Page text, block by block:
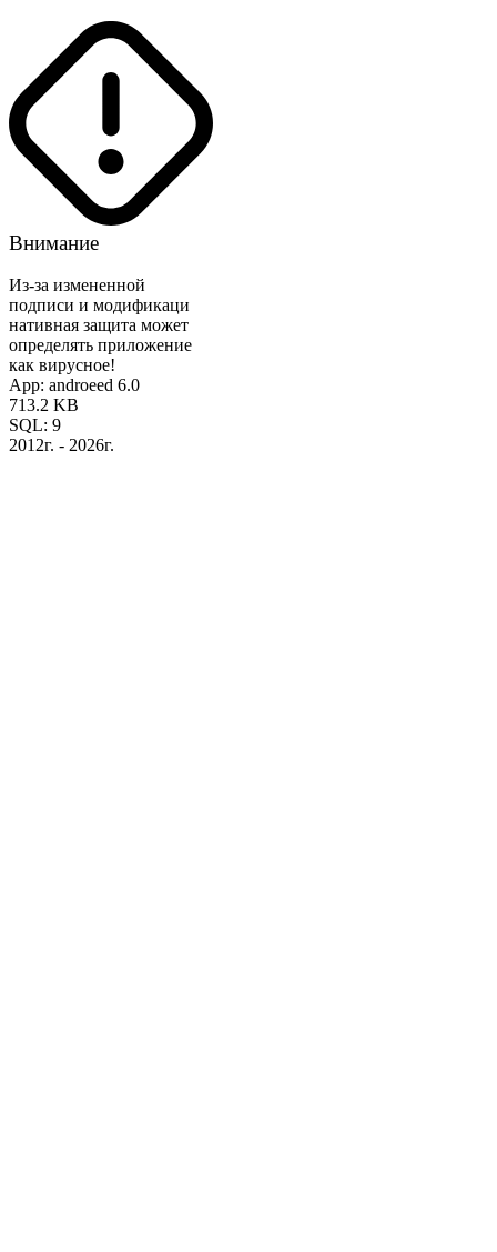
Внимание
Из-за измененной
подписи и модификаци
нативная защита может
определять приложение
как вирусное!
App: androeed 6.0
713.2 KB
SQL: 9
2012г. - 2026г.